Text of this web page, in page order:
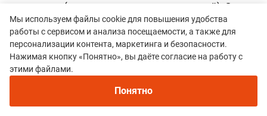
на планете (по заявлению производителей). Здесь
на подошве расположено 17 шипов в виде
звездочек, которые намертво цепляются на снегу
и льду. Мена межподошвы у этих ботинок такая же,
как и в беговых моделях, —
километром на зимнем хайкинге. Внутри есть
Мы используем файлы cookie для повышения удобства
работы с сервисом и анализа посещаемости, а также для
персонализации контента, маркетинга и безопасности.
Нажимая кнопку «Понятно», вы даёте согласие на работу с
этими файлами.
Понятно